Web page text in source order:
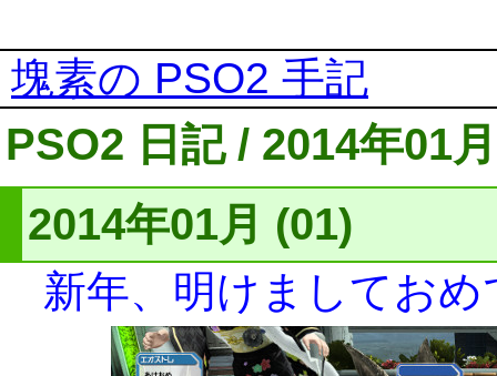
塊素の PSO2 手記
PSO2 日記 / 2014年01
2014年01月 (01)
新年、明けましておめ